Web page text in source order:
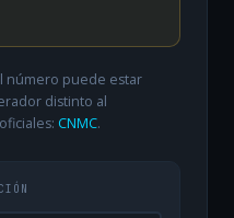
número puede estar
distinto al
CNMC.